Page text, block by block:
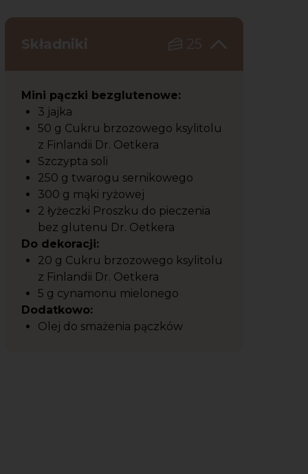
Składniki 25
Mini pączki bezglutenowe:
3 jajka
50 g Cukru brzozowego ksylitolu
z Finlandii Dr. Oetkera
Szczypta soli
250 g twarogu sernikowego
300 g mąki ryżowej
2 łyżeczki Proszku do pieczenia
bez glutenu Dr. Oetkera
Do dekoracji:
20 g Cukru brzozowego ksylitolu
z Finlandii Dr. Oetkera
5 g cynamonu mielonego
Dodatkowo:
Olej do smażenia pączków